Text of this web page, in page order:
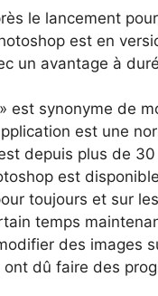
le lancement
est en
un avantage à
est synonyme de
est une
depuis plus de
est
toujours et sur
temps
des images
dû faire des